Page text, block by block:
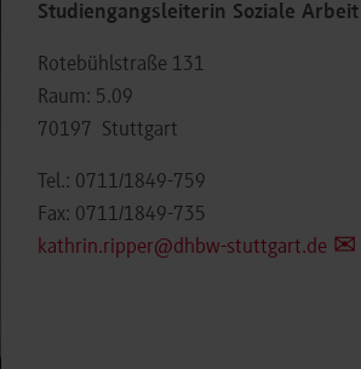
Studiengangsleiterin Soziale Arbeit
Rotebühlstraße 131
Raum: 5.09
70197
Stuttgart
Tel.: 0711/1849-759
Fax: 0711/1849-735
kathrin.ripper@dhbw-stuttgart.de